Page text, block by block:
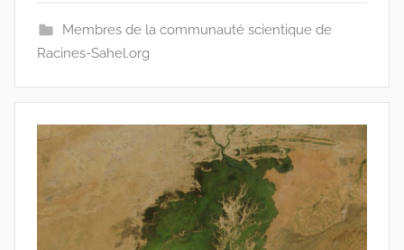
s
p
Membres de la communauté scientique de
Racines-Sahel.org